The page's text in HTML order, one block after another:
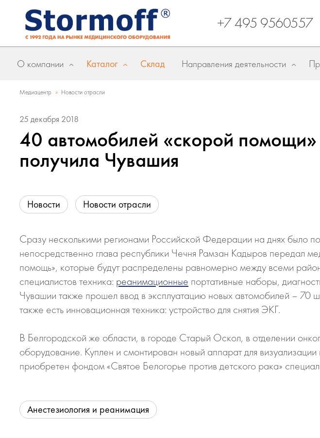
+7 495 9560557
О компании Каталог Склад Направления деятельности
Медиацентр » Новости отрасли
25 декабря 2018
40 автомобилей «скорой помощи»
получила Чувашия
Новости Новости отрасли
Сразу несколькими регионами Российской Федерации на днях было
непосредственно глава республики Чечня Рамзан Кадыров передал
помощь», которые будут распределены равномерно между всеми
специалистов техника: реанимационные портативные наборы,
Чувашии также прошел ввод в эксплуатацию новых автомобилей –
также есть инновационная техника: устройство для снятия ЭКГ.
В Белгородской же области, в городе Старый Оскол, в отделении
оборудование. Куплен и смонтирован новый аппарат для
приобретен фондом «Святое Белогорье против детского рака»
Анестезиология и реанимация